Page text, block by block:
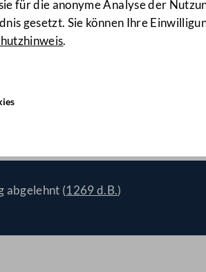
für die anonyme Analyse der
gesetzt. Sie können Ihre
.
abgelehnt (1269 d.B.)